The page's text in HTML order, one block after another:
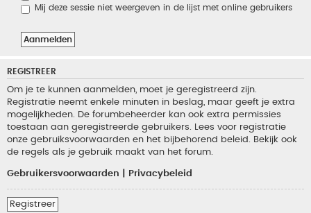
Mij deze sessie niet weergeven in de lijst met online gebruikers
REGISTREER
Om je te kunnen aanmelden, moet je geregistreerd zijn.
Registratie neemt enkele minuten in beslag, maar geeft je extra
mogelijkheden. De forumbeheerder kan ook extra permissies
toestaan aan geregistreerde gebruikers. Lees voor registratie
onze gebruiksvoorwaarden en het bijbehorend beleid. Bekijk ook
de regels als je gebruik maakt van het forum.
Gebruikersvoorwaarden Privacybeleid
Registreer